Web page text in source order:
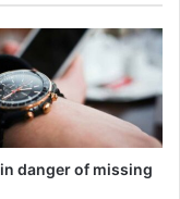
danger of missing